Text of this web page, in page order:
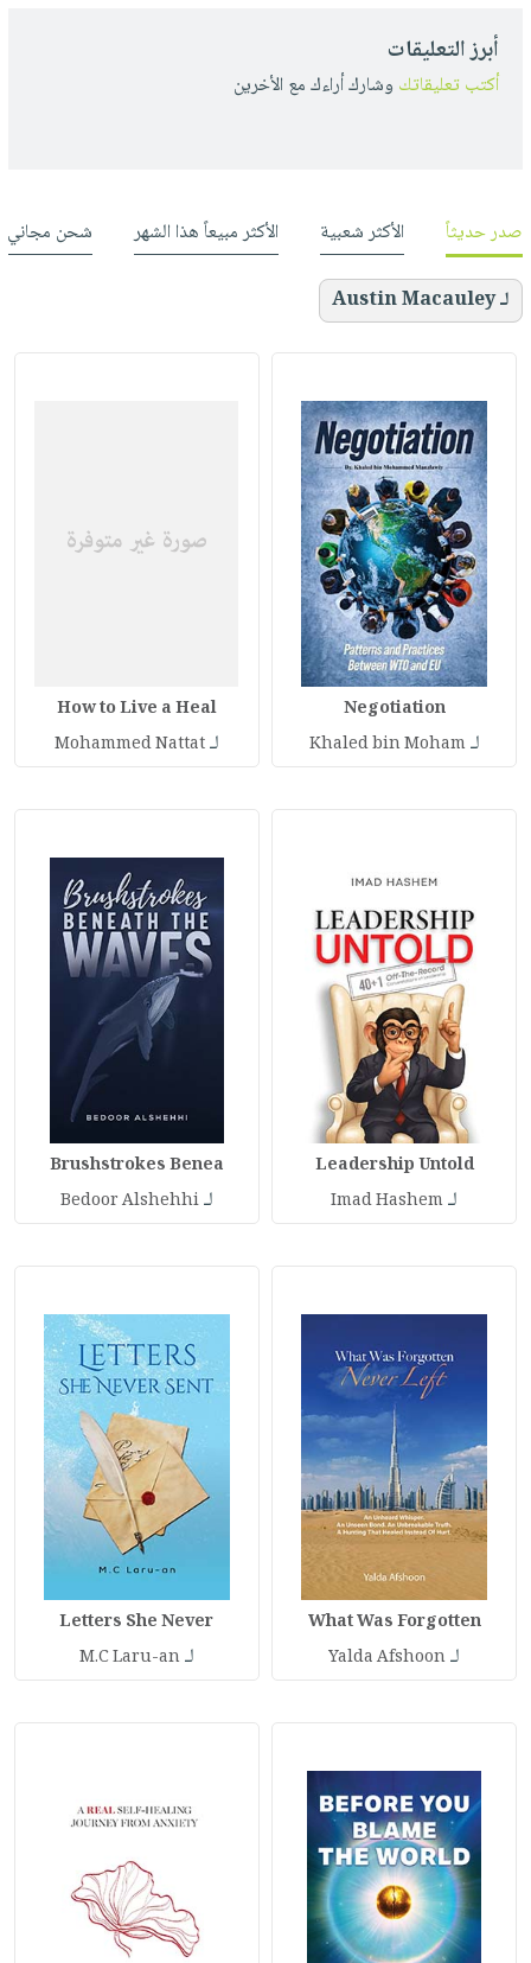
أبرز التعليقات
أكتب تعليقاتك وشارك أراءك مع الأخرين
صدر حديثاً الأكثر شعبية الأكثر مبيعاً هذا الشهر شحن مجاني
لـ Austin Macauley
Negotiation
لـKhaled bin Moham
How to Live a Heal
لـMohammed Nattat
Leadership Untold
لـImad Hashem
Brushstrokes Benea
لـBedoor Alshehhi
What Was Forgotten
لـYalda Afshoon
Letters She Never
لـM.C Laru-an